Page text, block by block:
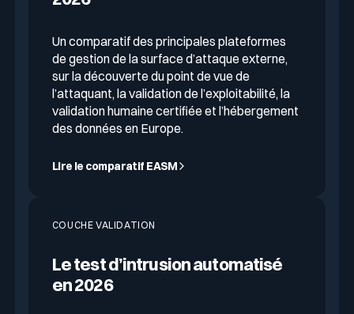
Un comparatif des principales plateformes
de gestion de la surface d’attaque externe,
sur la découverte du point de vue de
l’attaquant, la validation de l’exploitabilité, la
validation humaine certifiée et l’hébergement
des données en Europe.
Lire le comparatif EASM
COUCHE VALIDATION
Le test d’intrusion automatisé
en 2026